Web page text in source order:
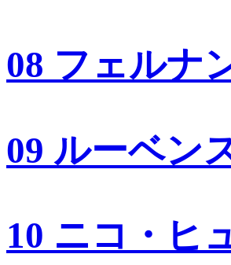
08 フェルナ
09 ルーベン
10 ニコ・ヒ